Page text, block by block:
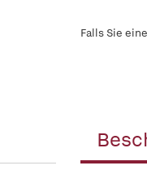
Falls Sie